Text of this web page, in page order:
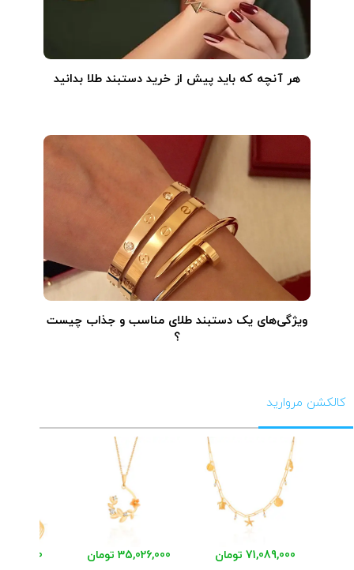
هر آنچه که باید پیش از خرید دستبند طلا بدانید
ویژگی‌های یک دستبند طلای مناسب و جذاب چیست
؟
کالکشن مروارید
71,089,000 تومان 35,026,000 تومان 48,411,000